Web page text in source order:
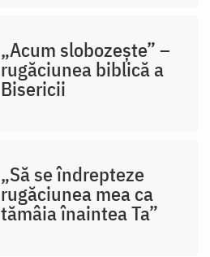
„Acum slobozește” –
rugăciunea biblică a
Bisericii
„Să se îndrepteze
rugăciunea mea ca
tămâia înaintea Ta”